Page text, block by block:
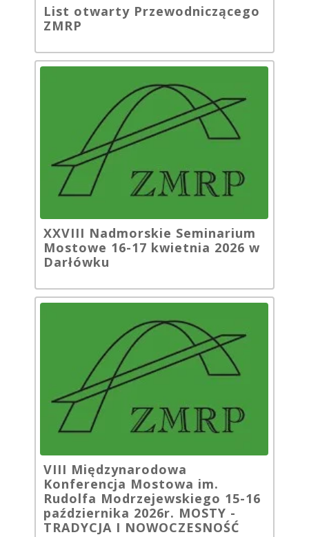
List otwarty Przewodniczącego
ZMRP
XXVIII Nadmorskie Seminarium
Mostowe 16-17 kwietnia 2026 w
Darłówku
VIII Międzynarodowa
Konferencja Mostowa im.
Rudolfa Modrzejewskiego 15-16
października 2026r. MOSTY -
TRADYCJA I NOWOCZESNOŚĆ